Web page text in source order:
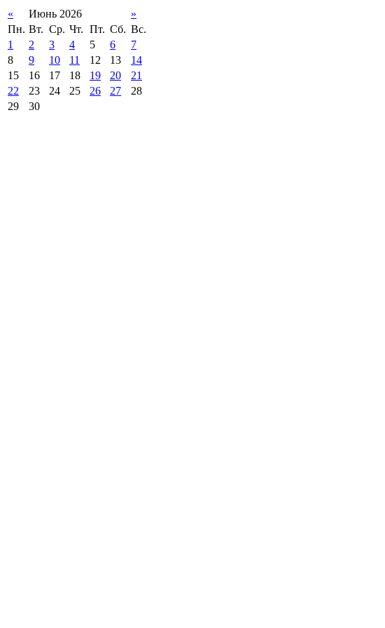
« Июнь 2026
»
Пн. Вт. Ср. Чт. Пт. Сб. Вс.
1
2 3 4 5 6
7
8
9 10 11 12 13
14
15
16 17 18 19 20
21
22
23 24 25 26 27
28
29
30